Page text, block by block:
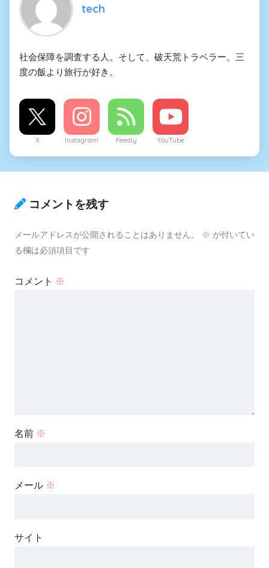
tech
社会保障を調査する人。そして、破天荒トラベラー。三
度の飯より旅行が好き。
X Instagram Feedly YouTube
コメントを残す
メールアドレスが公開されることはありません。 ※ が付いてい
る欄は必須項目です
コメント ※
名前 ※
メール ※
サイト